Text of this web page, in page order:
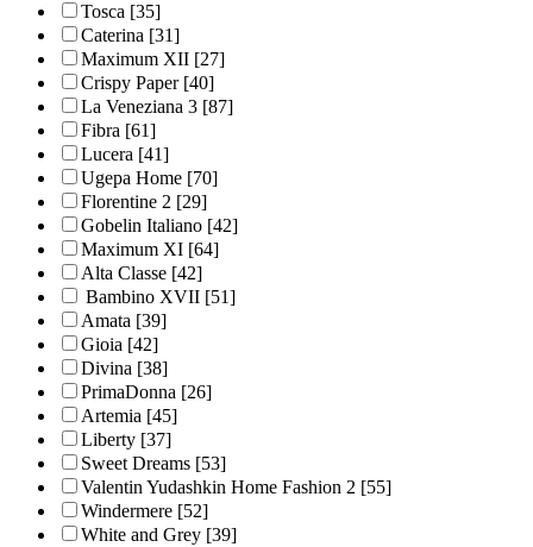
Tosca [35]
Caterina [31]
Maximum XII [27]
Crispy Paper [40]
La Veneziana 3 [87]
Fibra [61]
Lucera [41]
Ugepa Home [70]
Florentine 2 [29]
Gobelin Italiano [42]
Maximum XI [64]
Alta Classe [42]
Bambino XVII [51]
Amata [39]
Gioia [42]
Divina [38]
PrimaDonna [26]
Artemia [45]
Liberty [37]
Sweet Dreams [53]
Valentin Yudashkin Home Fashion 2 [55]
Windermere [52]
White and Grey [39]